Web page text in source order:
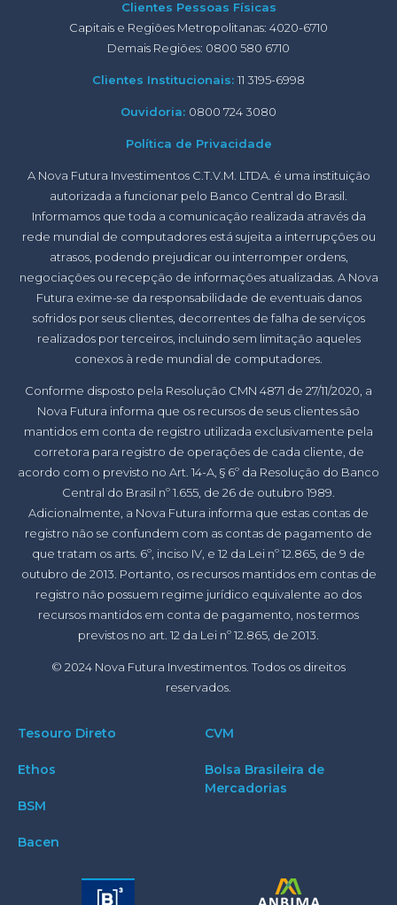
Clientes Pessoas Físicas
Capitais e Regiões Metropolitanas: 4020-6710
Demais Regiões: 0800 580 6710
Clientes Institucionais: 11 3195-6998
Ouvidoria: 0800 724 3080
Política de Privacidade
A Nova Futura Investimentos C.T.V.M. LTDA. é uma instituição
autorizada a funcionar pelo Banco Central do Brasil.
Informamos que toda a comunicação realizada através da
rede mundial de computadores está sujeita a interrupções ou
atrasos, podendo prejudicar ou interromper ordens,
negociações ou recepção de informações atualizadas. A Nova
Futura exime-se da responsabilidade de eventuais danos
sofridos por seus clientes, decorrentes de falha de serviços
realizados por terceiros, incluindo sem limitação aqueles
conexos à rede mundial de computadores.
Conforme disposto pela Resolução CMN 4871 de 27/11/2020, a
Nova Futura informa que os recursos de seus clientes são
mantidos em conta de registro utilizada exclusivamente pela
corretora para registro de operações de cada cliente, de
acordo com o previsto no Art. 14-A, § 6º da Resolução do Banco
Central do Brasil nº 1.655, de 26 de outubro 1989.
Adicionalmente, a Nova Futura informa que estas contas de
registro não se confundem com as contas de pagamento de
que tratam os arts. 6º, inciso IV, e 12 da Lei nº 12.865, de 9 de
outubro de 2013. Portanto, os recursos mantidos em contas de
registro não possuem regime jurídico equivalente ao dos
recursos mantidos em conta de pagamento, nos termos
previstos no art. 12 da Lei nº 12.865, de 2013.
© 2024 Nova Futura Investimentos. Todos os direitos
reservados.
Tesouro Direto
Ethos
BSM
Bacen
CVM
Bolsa Brasileira de
Mercadorias